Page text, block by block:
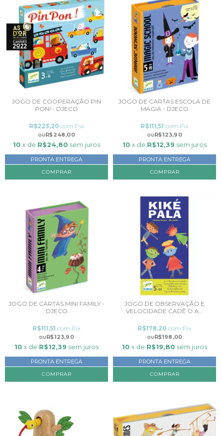
JOGO DE COOPERAÇÃO PIN
PON! - DJECO
R$248,00
R$223,20 com Pix
10 x de R$24,80 sem juros
PRONTA ENTREGA
JOGO DE CARTAS ESCOLA DE
MAGIA - DJECO
R$123,90
R$111,51 com Pix
10 x de R$12,39 sem juros
PRONTA ENTREGA
JOGO DE CARTAS MINI FAMILY -
DJECO
R$123,90
R$111,51 com Pix
10 x de R$12,39 sem juros
PRONTA ENTREGA
JOGO DE OBSERVAÇÃO E
VELOCIDADE CADÊ O A...
R$198,00
R$178,20 com Pix
10 x de R$19,80 sem juros
PRONTA ENTREGA